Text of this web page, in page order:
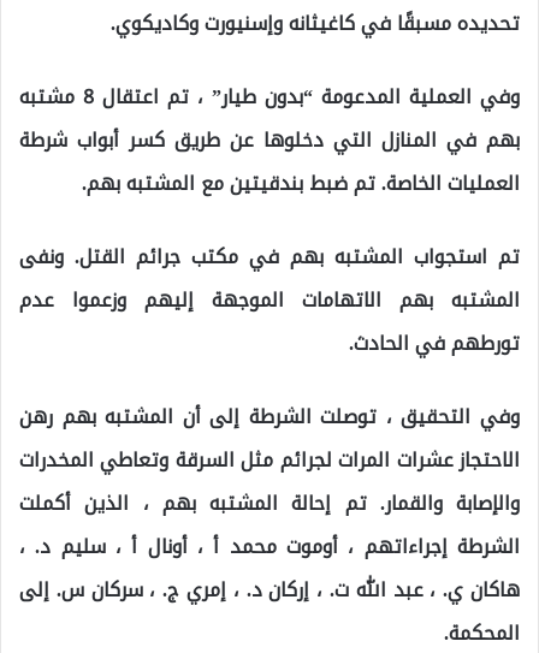
تحديده مسبقًا في كاغيثانه وإسنيورت وكاديكوي.
وفي العملية المدعومة “بدون طيار” ، تم اعتقال 8 مشتبه
بهم في المنازل التي دخلوها عن طريق كسر أبواب شرطة
العمليات الخاصة. تم ضبط بندقيتين مع المشتبه بهم.
تم استجواب المشتبه بهم في مكتب جرائم القتل. ونفى
المشتبه بهم الاتهامات الموجهة إليهم وزعموا عدم
تورطهم في الحادث.
وفي التحقيق ، توصلت الشرطة إلى أن المشتبه بهم رهن
الاحتجاز عشرات المرات لجرائم مثل السرقة وتعاطي المخدرات
والإصابة والقمار. تم إحالة المشتبه بهم ، الذين أكملت
الشرطة إجراءاتهم ، أوموت محمد أ ، أونال أ ، سليم د. ،
هاكان ي. ، عبد الله ت. ، إركان د. ، إمري ج. ، سركان س. إلى
المحكمة.